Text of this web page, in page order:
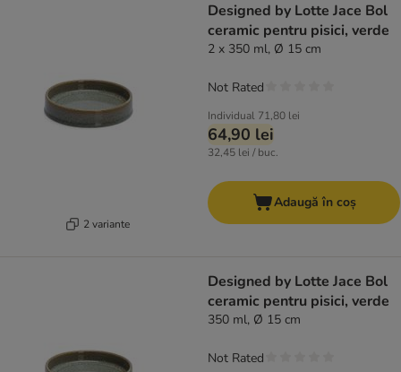
2 variante
Designed by Lotte Jace Bol
ceramic pentru pisici, verde
2 x 350 ml, Ø 15 cm
Individual 71,80 lei
64,90 lei
32,45 lei / buc.
Not Rated
Adaugă în coș
Designed by Lotte Jace Bol
ceramic pentru pisici, verde
350 ml, Ø 15 cm
Not Rated